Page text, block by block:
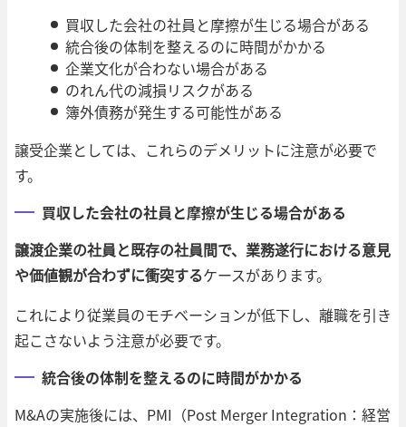
買収した会社の社員と摩擦が生じる場合がある
統合後の体制を整えるのに時間がかかる
企業文化が合わない場合がある
のれん代の減損リスクがある
簿外債務が発生する可能性がある
譲受企業としては、これらのデメリットに注意が必要で
す。
買収した会社の社員と摩擦が生じる場合がある
譲渡企業の社員と既存の社員間で、業務遂行における意見
や価値観が合わずに衝突するケースがあります。
これにより従業員のモチベーションが低下し、離職を引き
起こさないよう注意が必要です。
統合後の体制を整えるのに時間がかかる
M&Aの実施後には、PMI（Post Merger Integration：経営